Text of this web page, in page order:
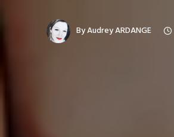
ByAudrey ARDANGE